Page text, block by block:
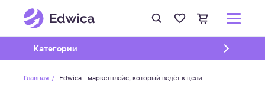
Открыть подменю
Категории
Главная Edwica - маркетплейс, который ведёт к цели